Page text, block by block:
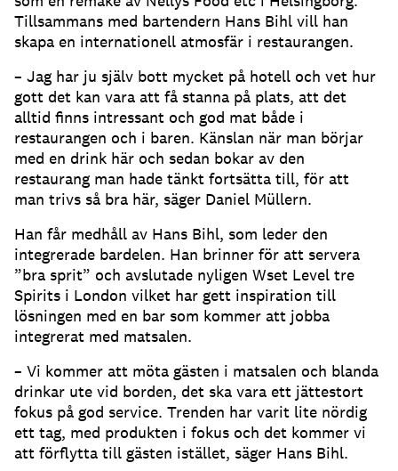
Tillsammans med bartendern Hans Bihl vill han
skapa en internationell atmosfär i restaurangen.
– Jag har ju själv bott mycket på hotell och vet hur
gott det kan vara att få stanna på plats, att det
alltid finns intressant och god mat både i
restaurangen och i baren. Känslan när man börjar
med en drink här och sedan bokar av den
restaurang man hade tänkt fortsätta till, för att
man trivs så bra här, säger Daniel Müllern.
Han får medhåll av Hans Bihl, som leder den
integrerade bardelen. Han brinner för att servera
”bra sprit” och avslutade nyligen Wset Level tre
Spirits i London vilket har gett inspiration till
lösningen med en bar som kommer att jobba
integrerat med matsalen.
– Vi kommer att möta gästen i matsalen och blanda
drinkar ute vid borden, det ska vara ett jättestort
fokus på god service. Trenden har varit lite nördig
ett tag, med produkten i fokus och det kommer vi
att förflytta till gästen istället, säger Hans Bihl.